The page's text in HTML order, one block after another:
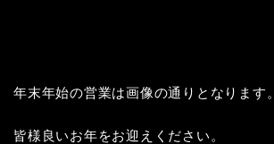
年末年始の営業は画像の通りとなります。
皆様良いお年をお迎えください。